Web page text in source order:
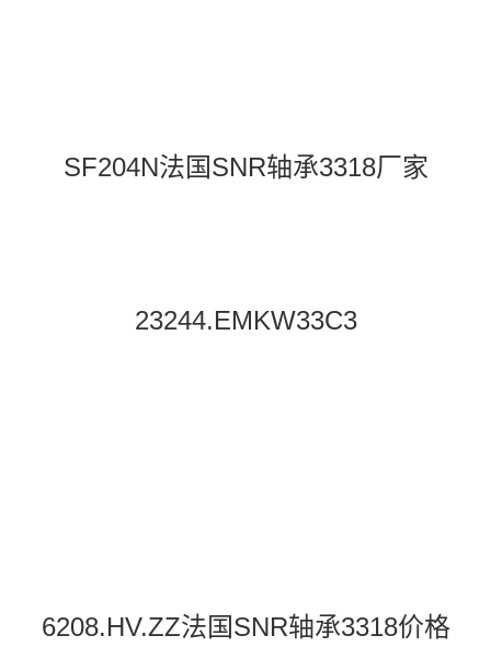
SF204N法国SNR轴承3318厂家
23244.EMKW33C3
6208.HV.ZZ法国SNR轴承3318价格